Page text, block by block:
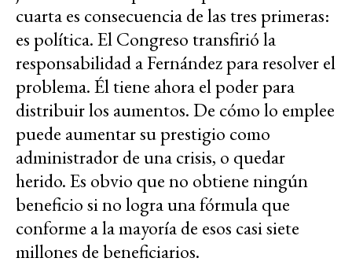
cuarta es consecuencia de las tres primeras:
es política. El Congreso transfirió la
responsabilidad a Fernández para resolver el
problema. Él tiene ahora el poder para
distribuir los aumentos. De cómo lo emplee
puede aumentar su prestigio como
administrador de una crisis, o quedar
herido. Es obvio que no obtiene ningún
beneficio si no logra una fórmula que
conforme a la mayoría de esos casi siete
millones de beneficiarios.